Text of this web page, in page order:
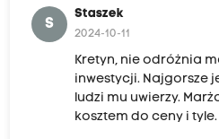
S
Staszek
2024-10-11
Kretyn, nie odróżnia
inwestycji. Najgorsze
ludzi mu uwierzy.
kosztem do ceny i tyle.